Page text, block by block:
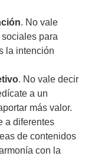
. No vale
para
la intención
. No vale decir
a un
más valor.
a diferentes
de contenidos
con la